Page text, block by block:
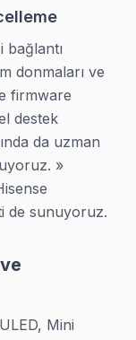
İstanbul
Profesyonel
SSS
bölgesine
bağlantı
donmaları ve
firmware
destek
da uzman
»
de sunuyoruz.
Mini